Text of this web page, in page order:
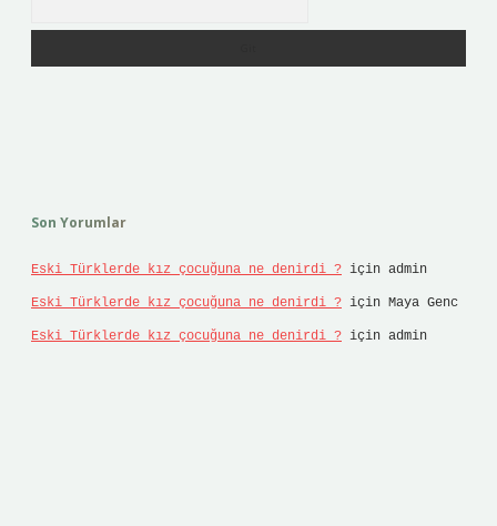
Son Yorumlar
Eski Türklerde kız çocuğuna ne denirdi ? için admin
Eski Türklerde kız çocuğuna ne denirdi ? için Maya Genc
Eski Türklerde kız çocuğuna ne denirdi ? için admin